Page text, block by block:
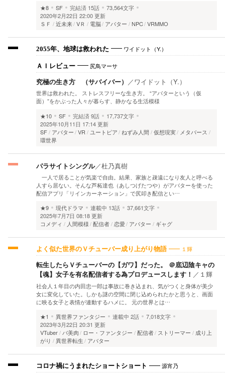
★8 SF 完結済 15話
73,564文字
2020年2月22日 22:00 更新
ＳＦ
近未来 VＲ 電脳 アバター NPC VRMMO
2055年、地球は救われた ワイドット（Y.）
ＡＩレビュー 尻鳥マーサ
究極の生き方 （サバイバー） ／ワイドット（Y.）
世界は救われた。 ストレスフリーな生き方。 “アバターという（仮
面）”をかぶった人々が暮らす、静かなる生活模様
★10
SF 完結済9話
17,737文字
2025年10月11日 17:14 更新
SF
アバター VR ユートピア ねずみ人間 仮想現実
メタバース
環世界
パラサイトシングル／杜乃真樹
一人で居ることが気楽で自由。結果、家族と疎遠になり友人と呼べる
人すら居ない。そんな芦柘達也（あしつげたつや）がアバターを使った
配信アプリ「リインカーネーション」で尻叩き配信とい…
★9
現代ドラマ 連載中 13話
37,661文字
2025年7月7日 08:18 更新
コメディ
人間模様 配信者 恋愛 アバター ギャグ
よく似た世界のＶチューバー成り上がり物語 １輝
転生したらＶチューバーの【ガワ】だった。 ＠底辺陰キャの
【魂】女子を有名配信者する為プロデュースします！ ／ １輝
社会人１年目の内田忠一郎は事故に巻き込まれ、気がつくと身体が美少
女に変化していた。しかも謎の空間に閉じ込められたかと思うと、画面
に映る女子と表情が連動するハメに。 元の世界とは…
★1
異世界ファンタジー 連載中 2話
7,018文字
2023年3月22日 20:31 更新
VTuber
バ美肉 ロー・ファンタジー 配信者 ストリーマー
成り上
がり
異世界転生 アバター
コロナ禍にうまれたショートショート 源宵乃